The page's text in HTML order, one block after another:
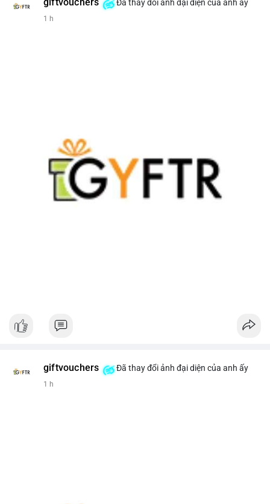
#207btc #aplucban
giftvouchers Đã thay đổi ảnh đại diện của anh ấy
1 h
giftvouchers Đã thay đổi ảnh đại diện của anh ấy
1 h